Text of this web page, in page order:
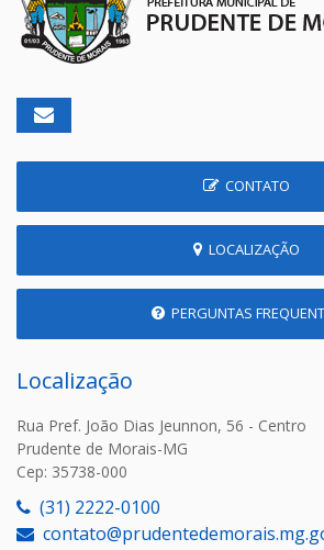
CONTATO
LOCALIZAÇÃO
PERGUNTAS
Localização
Rua Pref. João Dias Jeunnon, 56 - Centro
Prudente de Morais-MG
Cep: 35738-000
(31) 2222-0100